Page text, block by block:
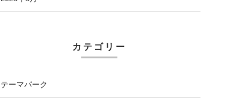
カテゴリー
テーマパーク